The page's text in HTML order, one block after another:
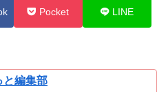
Pocket LINE
と編集部